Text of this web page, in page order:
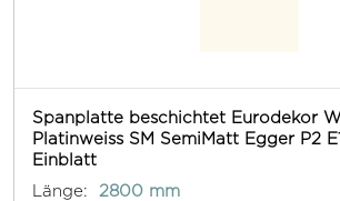
Spanplatte beschichtet Eurodekor
Platinweiss SM SemiMatt Egger P2
Einblatt
Länge:
2800 mm